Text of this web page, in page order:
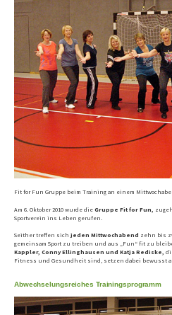
Fit for Fun Gruppe beim Training an einem
Am 6. Oktober 2010 wurde die Gruppe Fit for Fun,
Sportverein ins Leben gerufen.
Seither treffen sich jeden Mittwochabend zehn bis
gemeinsam Sport zu treiben und aus „Fun“ fit zu
Kappler, Conny Ellinghausen und Katja Rediske,
Fitness und Gesundheit sind, setzen dabei bewusst
Abwechselungsreiches Trainingsprogramm